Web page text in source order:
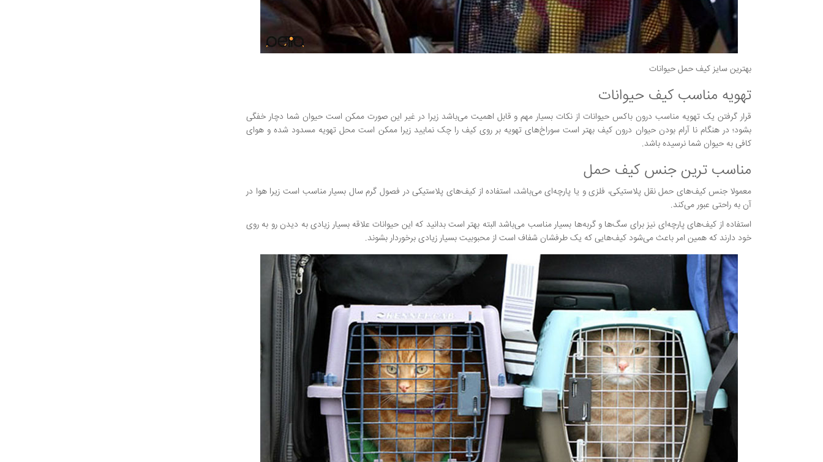
بهترین سایز کیف حمل حیوانات
تهویه مناسب کیف حیوانات
قرار گرفتن یک تهویه مناسب درون باکس حیوانات از نکات بسیار مهم و قابل اهمیت می‌باشد زیرا در غیر این صورت ممکن است حیوان شما دچار خفگی
بشود؛ در هنگام نا آرام بودن حیوان درون کیف بهتر است سوراخ‌های تهویه بر روی کیف را چک نمایید زیرا ممکن است محل تهویه مسدود شده و هوای
کافی به حیوان شما نرسیده باشد.
مناسب ترین جنس کیف حمل
معمولا جنس کیف‌های حمل نقل پلاستیکی، فلزی و یا پارچه‌ای می‌باشد، استفاده از کیف‌های پلاستیکی در فصول گرم سال بسیار مناسب است زیرا هوا در
آن به راحتی عبور می‌کند.
استفاده از کیف‌های پارچه‌ای نیز برای سگ‌ها و گربه‌ها بسیار مناسب می‌باشد البته بهتر است بدانید که این حیوانات علاقه بسیار زیادی به دیدن رو به روی
خود دارند که همین امر باعث می‌شود کیف‌هایی که یک طرفشان شفاف است از محبوبیت بسیار زیادی برخوردار بشوند.